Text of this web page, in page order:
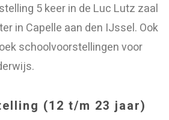
5 keer in de Luc Lutz zaal
in Capelle aan den IJssel. Ook
schoolvoorstellingen voor
(12 t/m 23 jaar)